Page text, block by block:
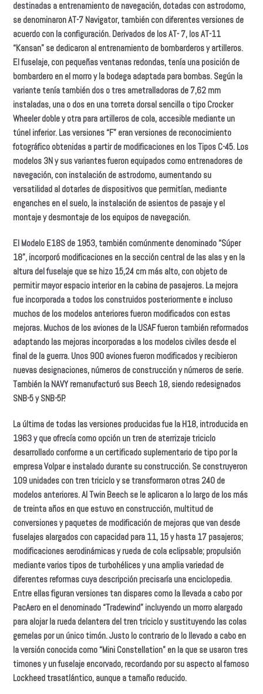
destinadas a entrenamiento de navegación, dotadas con astrodomo,
se denominaron AT-7 Navigator, también con diferentes versiones de
acuerdo con la configuración. Derivados de los AT- 7, los AT-11
“Kansan” se dedicaron al entrenamiento de bombarderos y artilleros.
El fuselaje, con pequeñas ventanas redondas, tenía una posición de
bombardero en el morro y la bodega adaptada para bombas. Según la
variante tenía también dos o tres ametralladoras de 7,62 mm
instaladas, una o dos en una torreta dorsal sencilla o tipo Crocker
Wheeler doble y otra para artilleros de cola, accesible mediante un
túnel inferior. Las versiones “F” eran versiones de reconocimiento
fotográfico obtenidas a partir de modificaciones en los Tipos C-45. Los
modelos 3N y sus variantes fueron equipados como entrenadores de
navegación, con instalación de astrodomo, aumentando su
versatilidad al dotarles de dispositivos que permitían, mediante
enganches en el suelo, la instalación de asientos de pasaje y el
montaje y desmontaje de los equipos de navegación.
El Modelo E18S de 1953, también comúnmente denominado “Súper
18”, incorporó modificaciones en la sección central de las alas y en la
altura del fuselaje que se hizo 15,24 cm más alto, con objeto de
permitir mayor espacio interior en la cabina de pasajeros. La mejora
fue incorporada a todos los construidos posteriormente e incluso
muchos de los modelos anteriores fueron modificados con estas
mejoras. Muchos de los aviones de la USAF fueron también reformados
adaptando las mejoras incorporadas a los modelos civiles desde el
final de la guerra. Unos 900 aviones fueron modificados y recibieron
nuevas designaciones, números de construcción y números de serie.
También la NAVY remanufacturó sus Beech 18, siendo redesignados
SNB-5 y SNB-5P.
La última de todas las versiones producidas fue la H18, introducida en
1963 y que ofrecía como opción un tren de aterrizaje triciclo
desarrollado conforme a un certificado suplementario de tipo por la
empresa Volpar e instalado durante su construcción. Se construyeron
109 unidades con tren triciclo y se transformaron otras 240 de
modelos anteriores. Al Twin Beech se le aplicaron a lo largo de los más
de treinta años en que estuvo en construcción, multitud de
conversiones y paquetes de modificación de mejoras que van desde
fuselajes alargados con capacidad para 11, 15 y hasta 17 pasajeros;
modificaciones aerodinámicas y rueda de cola eclipsable; propulsión
mediante varios tipos de turbohélices y una amplia variedad de
diferentes reformas cuya descripción precisaría una enciclopedia.
Entre ellas figuran versiones tan dispares como la llevada a cabo por
PacAero en el denominado “Tradewind” incluyendo un morro alargado
para alojar la rueda delantera del tren triciclo y sustituyendo las colas
gemelas por un único timón. Justo lo contrario de lo llevado a cabo en
la versión conocida como “Mini Constellation” en la que se usaron tres
timones y un fuselaje encorvado, recordando por su aspecto al famoso
Lockheed trasatlántico, aunque a tamaño reducido.